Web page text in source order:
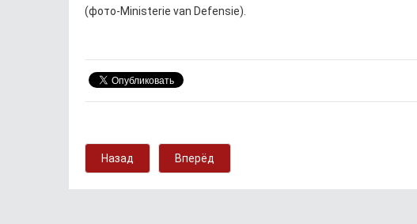
(фото-Ministerie van Defensie).
Назад Вперёд